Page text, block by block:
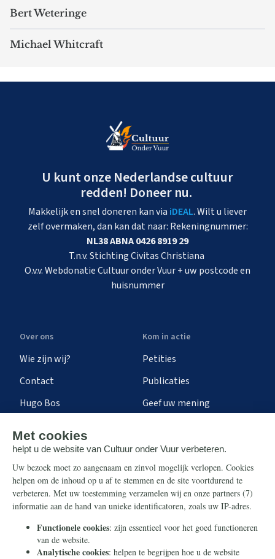
Bert Weteringe
Michael Whitcraft
U kunt onze Nederlandse cultuur
redden! Doneer nu.
Makkelijk en snel doneren kan via iDEAL. Wilt u liever
zelf overmaken, dan kan dat naar: Rekeningnummer:
NL38 ABNA 0426 8919 29
T.n.v. Stichting Civitas Christiana
O.v.v. Webdonatie Cultuur onder Vuur + uw postcode en
huisnummer
Over ons
Wie zijn wij?
Contact
Hugo Bos
Kom in actie
Petities
Publicaties
Geef uw mening
Steun ons
Nieuwsbrief
Eenmalig
Maandelijks
Periodiek
Info
Contact
Ontvang onze Telegram-
berichten